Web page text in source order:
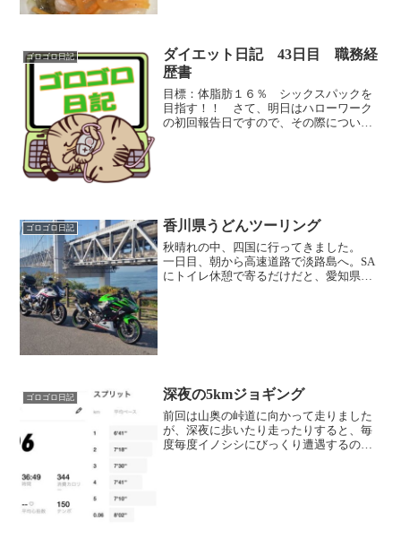
ゴロゴロ日記
ダイエット日記 43日目 職務経
歴書
目標：体脂肪１６％ シックスパックを
目指す！！ さて、明日はハローワーク
の初回報告日ですので、その際についで
ゴロゴロ日記 香川県うどんツーリング
秋晴れの中、四国に行ってきました。
一日目、朝から高速道路で淡路島へ。SA
にトイレ休憩で寄るだけだと、愛知県か
ゴロゴロ日記 深夜の5kmジョギング
前回は山奥の峠道に向かって走りました
が、深夜に歩いたり走ったりすると、毎
度毎度イノシシにびっくり遭遇するの